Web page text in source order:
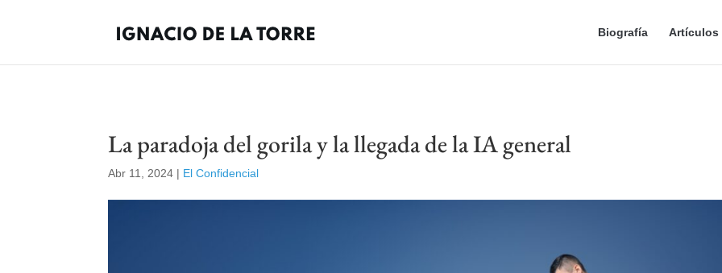
Biografía Artículos
La paradoja del gorila y la llegada de la IA general
Abr 11, 2024 | El Confidencial